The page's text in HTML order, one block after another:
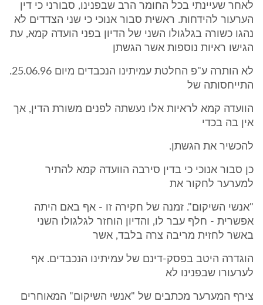
לאחר שעיינתי בכל החומר הרב שבפנינו, סבורני כי דין
הערעור להידחות. ראשית סבור אנוכי כי שני הצדדים לא
נהגו כשורה בגלגולו השני של הדיון בפני הועדה קמא, עת
הגישו ראיות נוספות אשר הגשתן
לא הותרה ע"פ החלטת עמיתינו הנכבדים מיום 25.06.96.
התייחסותה של
הוועדה קמא לראיות אלו נעשתה לפנים משורת הדין, אך
אין בה בכדי
להכשיר את הגשתן.
כן סבור אנוכי כי בדין סירבה הוועדה קמא להתיר
למערער לחקור את
"אנשי השיקום". זמנה של חקירה זו - אף באם היתה
אפשרית - חלף עבר לו, והדיון הוחזר לגלגולו השני
באשר לחזית מריבה צרה בלבד, אשר
הוגדרה היטב בפסק-דינם של עמיתינו הנכבדים. אף
לערעורו שבפנינו לא
צירף המערער מכתבים של "אנשי השיקום" המאוחרים